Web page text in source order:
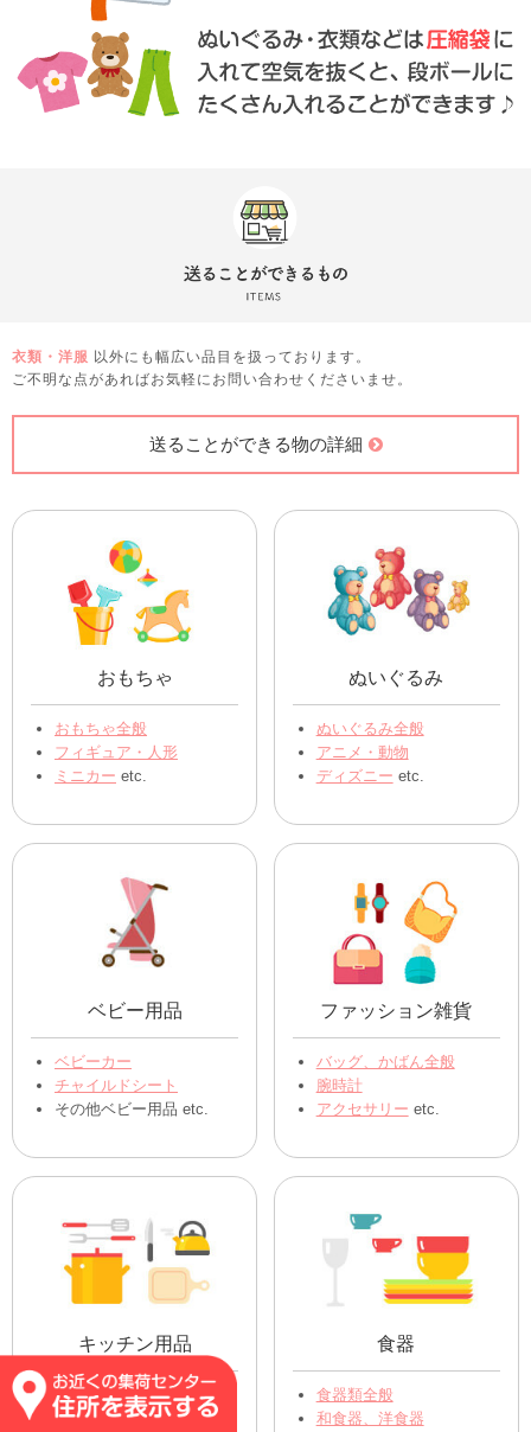
衣類・洋服 以外にも幅広い品目を扱っております。
ご不明な点があればお気軽にお問い合わせくださいませ。
送ることができる物の詳細
おもちゃ
おもちゃ全般
フィギュア・人形
ミニカー etc.
ぬいぐるみ
ぬいぐるみ全般
アニメ・動物
ディズニーetc.
ベビー用品
ベビーカー
チャイルドシート
その他ベビー用品 etc.
ファッション雑貨
バッグ、かばん全般
腕時計
アクセサリーetc.
キッチン用品
ｽﾌﾟｰﾝ､ﾌｫｰｸ､ﾅｲﾌ
食器
食器類全般